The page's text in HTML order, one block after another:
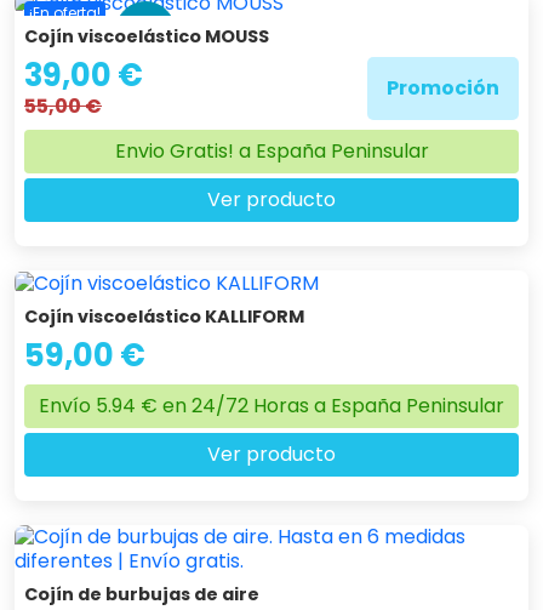
¡En oferta!
-29 %
Cojín viscoelástico MOUSS
39,00 €
55,00 €
Promoción
Envio Gratis! a España Peninsular
Ver producto
Cojín viscoelástico KALLIFORM
59,00 €
Envío 5.94 € en 24/72 Horas a España Peninsular
Ver producto
Cojín de burbujas de aire